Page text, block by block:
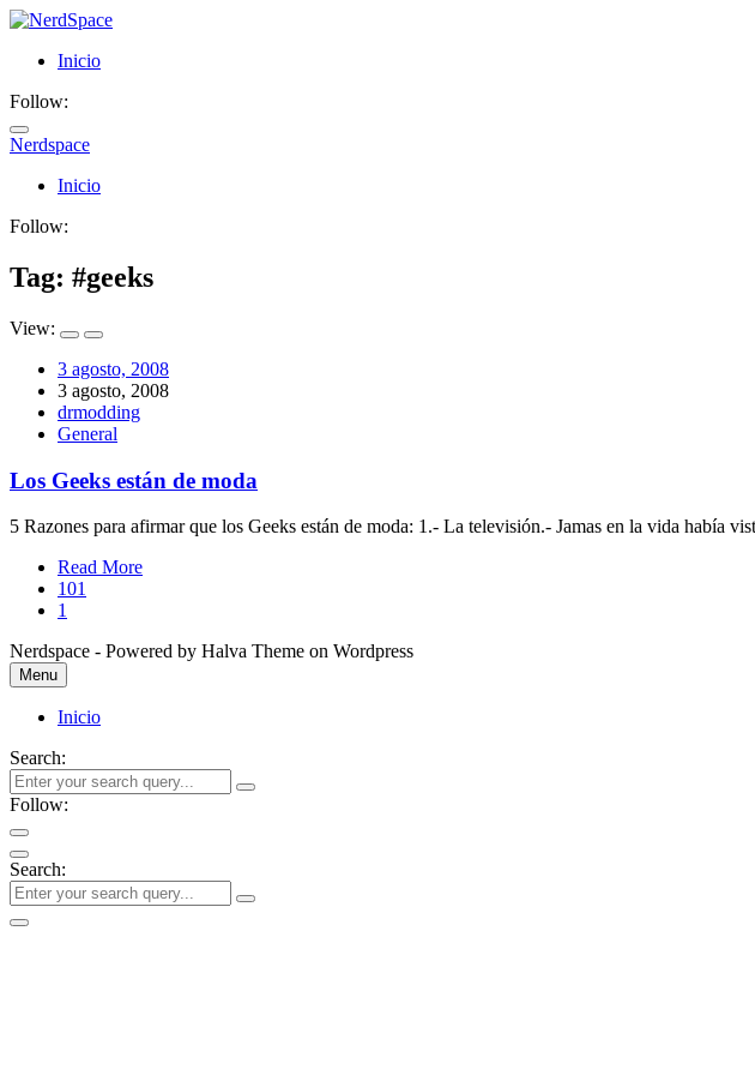
Inicio
Follow:
Nerdspace
NerdSpace
Inicio
Follow:
Tag: #geeks
View:
3 agosto, 2008
3 agosto, 2008
drmodding
General
Los Geeks están de moda
5 Razones para afirmar que los Geeks están de moda: 1.- La televisión.- Jamas en la vida había
Read More
101
1
Nerdspace - Powered by Halva Theme on Wordpress
Menu
Inicio
Search:
Follow:
Search: